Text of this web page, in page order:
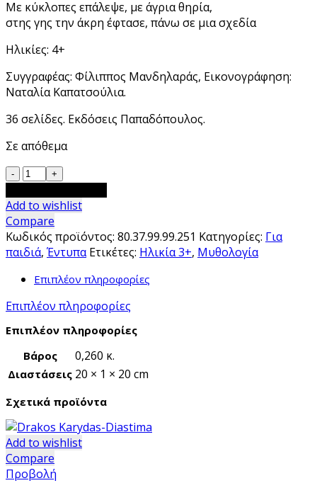
Με κύκλοπες επάλεψε, με άγρια θηρία,
στης γης την άκρη έφτασε, πάνω σε μια σχεδία
Ηλικίες: 4+
Συγγραφέας: Φίλιππος Μανδηλαράς, Εικονογράφηση:
Ναταλία Καπατσούλια.
36 σελίδες. Εκδόσεις Παπαδόπουλος.
Σε απόθεμα
Το
ταξίδι
του
Οδυσσέα
ποσότητα
Add to wishlist
Compare
Κωδικός προϊόντος: 80.37.99.99.251 Κατηγορίες: Για
παιδιά, Έντυπα Ετικέτες: Ηλικία 3+, Μυθολογία
Επιπλέον πληροφορίες
Επιπλέον πληροφορίες
Επιπλέον πληροφορίες
Βάρος
0,260 κ.
Διαστάσεις 20 × 1 × 20 cm
Σχετικά προϊόντα
Add to wishlist
Compare
Προβολή